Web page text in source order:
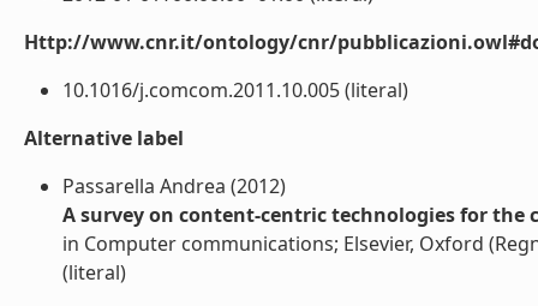
Http://www.cnr.it/ontology/cnr/
10.1016/j.comcom.2011.10.005 (literal)
Alternative label
Passarella Andrea (2012)
A survey on content-centric technologies for the
in Computer communications; Elsevier, Oxford
(literal)